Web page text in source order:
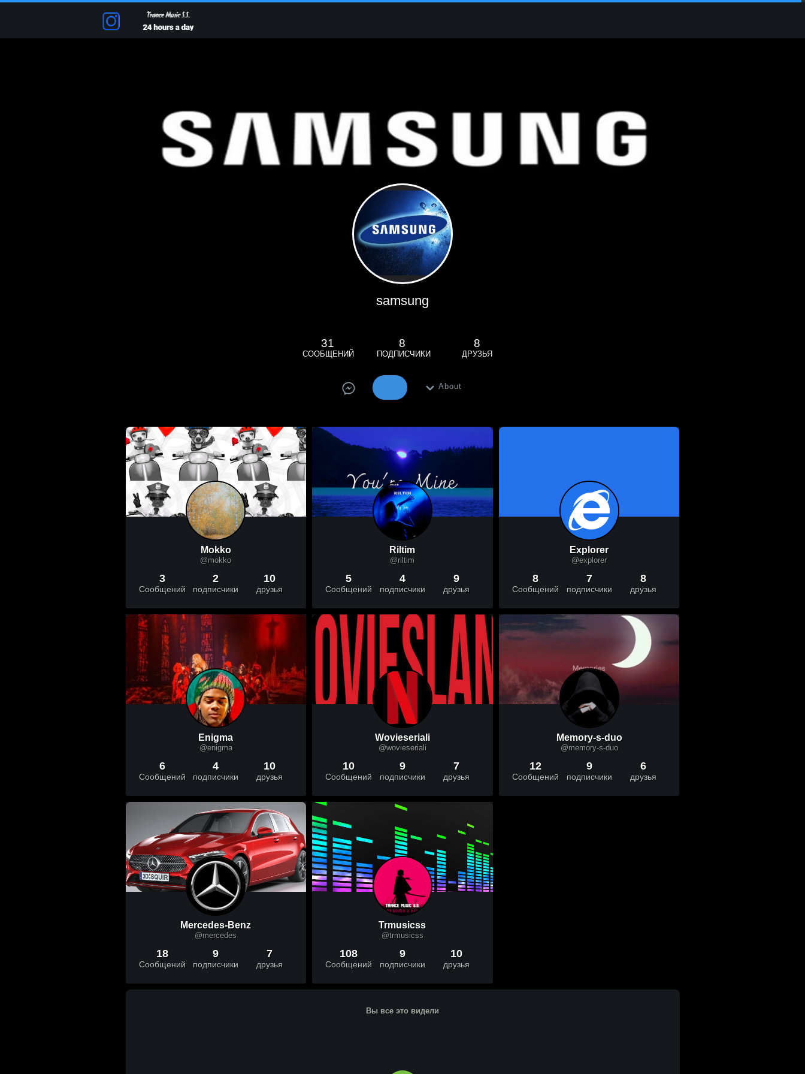
samsung
31
СООБЩЕНИЙ
8
ПОДПИСЧИКИ
8
ДРУЗЬЯ
About
Mokko
@mokko
3
Сообщений
2
подписчики
10
друзья
Riltim
@riltim
5
Сообщений
4
подписчики
9
друзья
Explorer
@explorer
8
Сообщений
7
подписчики
8
друзья
Enigma
@enigma
6
Сообщений
4
подписчики
10
друзья
Wovieseriali
@wovieseriali
10
Сообщений
9
подписчики
7
друзья
Memory-s-duo
@memory-s-duo
12
Сообщений
9
подписчики
6
друзья
Mercedes-Benz
@mercedes
18
Сообщений
9
подписчики
7
друзья
Trmusicss
@trmusicss
108
Сообщений
9
подписчики
10
друзья
Вы все это видели